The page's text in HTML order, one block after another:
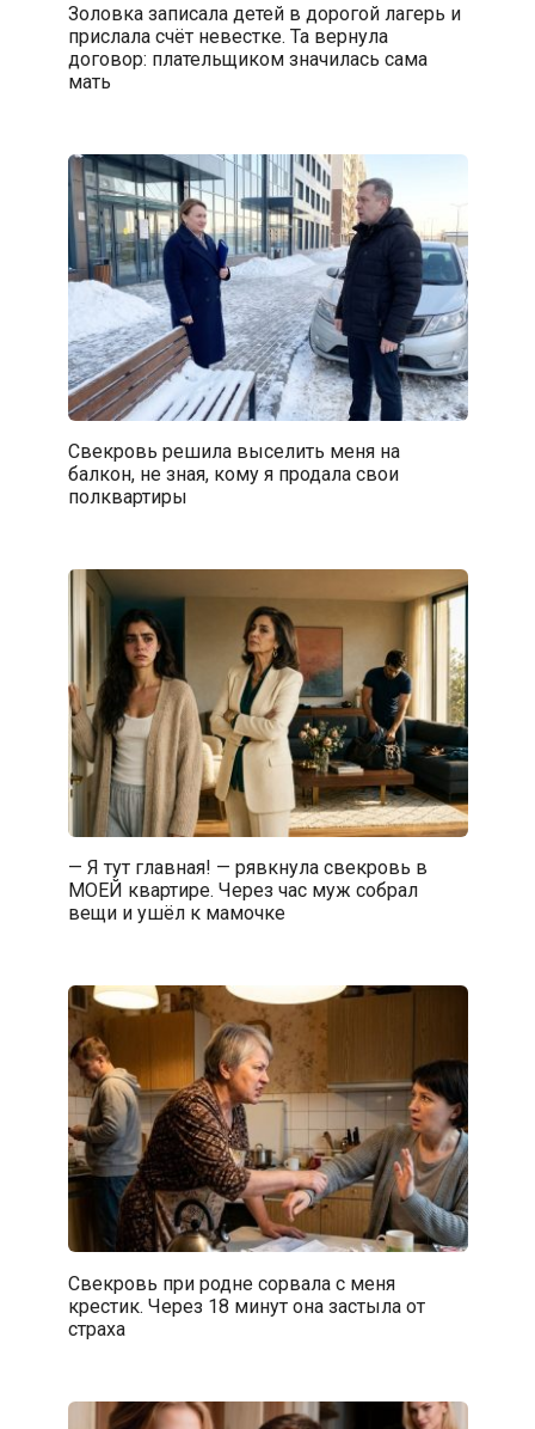
Золовка записала детей в дорогой лагерь и
прислала счёт невестке. Та вернула
договор: плательщиком значилась сама
мать
Свекровь решила выселить меня на
балкон, не зная, кому я продала свои
полквартиры
— Я тут главная! — рявкнула свекровь в
МОЕЙ квартире. Через час муж собрал
вещи и ушёл к мамочке
Свекровь при родне сорвала с меня
крестик. Через 18 минут она застыла от
страха